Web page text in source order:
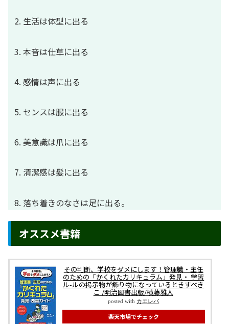
生活は体型に出る
本音は仕草に出る
感情は声に出る
センスは服に出る
美意識は爪に出る
清潔感は髪に出る
落ち着きのなさは足に出る。
オススメ書籍
その判断、学校をダメにします！管理職・主任
のための「かくれたカリキュラム」発見・ 学習
ル-ルの掲示物が飾り物になっているときすべき
こ /明治図書出版/横藤雅人
posted with カエレバ
楽天市場でチェック